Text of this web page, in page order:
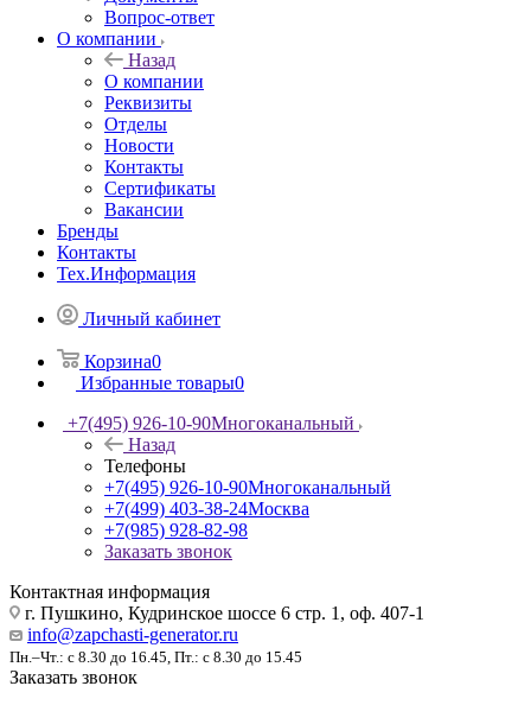
Вопрос-ответ
О компании
Назад
О компании
Реквизиты
Отделы
Новости
Контакты
Сертификаты
Вакансии
Бренды
Контакты
Тех.Информация
Личный кабинет
Корзина0
Избранные товары0
+7(495) 926-10-90Многоканальный
Назад
Телефоны
+7(495) 926-10-90Многоканальный
+7(499) 403-38-24Москва
+7(985) 928-82-98
Заказать звонок
Контактная информация
г. Пушкино, Кудринское шоссе 6 стр. 1, оф. 407-1
info@zapchasti-generator.ru
Пн.–Чт.: с 8.30 до 16.45, Пт.: с 8.30 до 15.45
Заказать звонок